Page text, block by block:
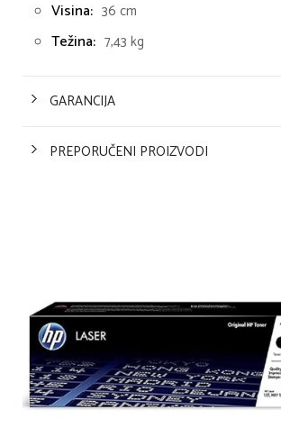
Visina: 36 cm
Težina: 7,43 kg
GARANCIJA
PREPORUČENI PROIZVODI